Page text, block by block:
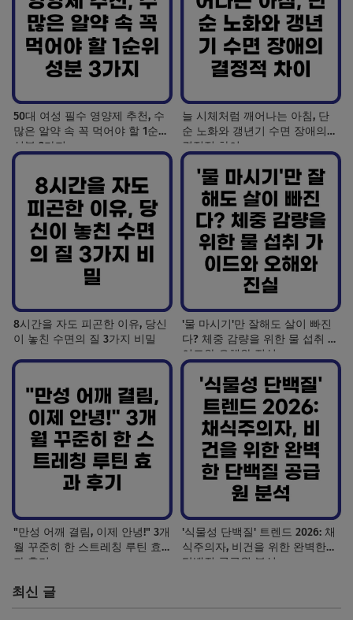
50대 여성 필수 영양제 추천, 수
많은 알약 속 꼭 먹어야 할 1순위
성분 3가지
늘 시체처럼 깨어나는 아침, 단
순 노화와 갱년기 수면 장애의
결정적 차이
8시간을 자도 피곤한 이유, 당신
이 놓친 수면의 질 3가지 비밀
'물 마시기'만 잘해도 살이 빠진
다? 체중 감량을 위한 물 섭취 가
이드와 오해와 진실
"만성 어깨 결림, 이제 안녕!" 3개
월 꾸준히 한 스트레칭 루틴 효
과 후기
'식물성 단백질' 트렌드 2026: 채
식주의자, 비건을 위한 완벽한
단백질 공급원 분석
최신 글